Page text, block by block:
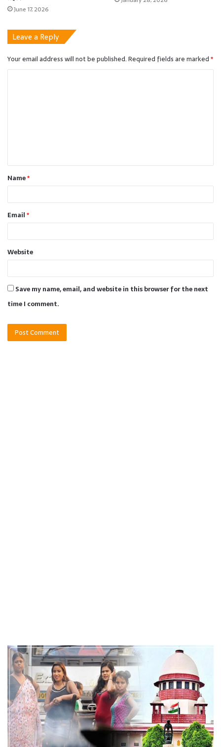
June 17, 2026
Leave a Reply
Your email address will not be published.Required fields are marked*
t
*Name*
Email*
Website
Save my name, email, and website in this browser for the next
time I comment.